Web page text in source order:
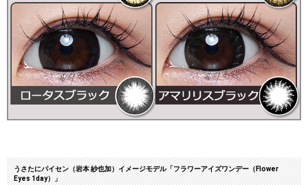
うさたにパイセン（岩本 紗也加）イメージモデル「フラワーアイズワンデー（Flower
Eyes 1day）」